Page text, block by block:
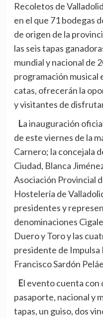
Recoletos de
en el que 71 bodegas
de origen de la
las seis tapas
mundial y nacional de
programación musical
catas, ofrecerán la
y visitantes de
La inauguración oficial ha tenido lugar en la tarde
de este viernes de la
Carnero; la concejala
Ciudad, Blanca
Asociación Provincial
Hostelería de
presidentes y
denominaciones
Duero y Toro y las
presidente de Impulsa
Francisco Sardón
El evento cuenta con dos modalidades de
pasaporte, nacional y
tapas, un guiso, dos